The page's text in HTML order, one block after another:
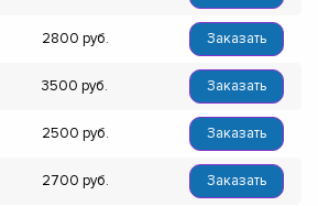
2800 Заказать
3500 Заказать
2500 Заказать
2700 Заказать